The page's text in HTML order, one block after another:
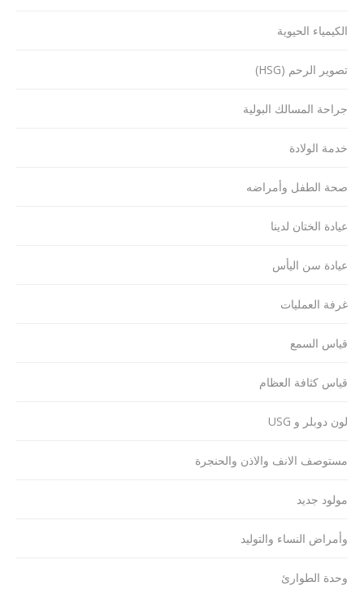
الكيمياء الحيوية
تصوير الرحم (HSG)
جراحة المسالك البولية
خدمة الولادة
صحة الطفل وأمراضه
عيادة الختان لدينا
عيادة سن اليأس
غرفة العمليات
قياس السمع
قياس كثافة العظام
لون دوبلر و USG
مستوصف الانف والاذن والحنجرة
مولود جديد
وأمراض النساء والتوليد
وحدة الطوارئ